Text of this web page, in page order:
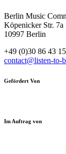
Berlin Music
Köpenicker Str. 7a
10997 Berlin
+49 (0)30 86 43
contact@listen-to-
Gefördert Von
Im Auftrag von